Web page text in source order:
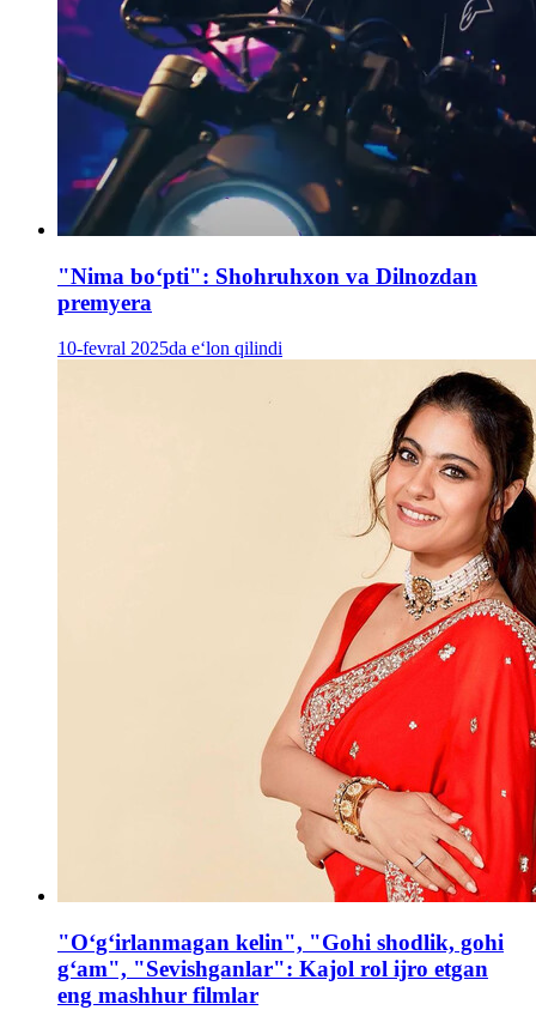
"Nima boʻpti": Shohruhxon va Dilnozdan
premyera
10-fevral 2025da e‘lon qilindi
"Oʻgʻirlanmagan kelin", "Gohi shodlik, gohi
gʻam", "Sevishganlar": Kajol rol ijro etgan
eng mashhur filmlar